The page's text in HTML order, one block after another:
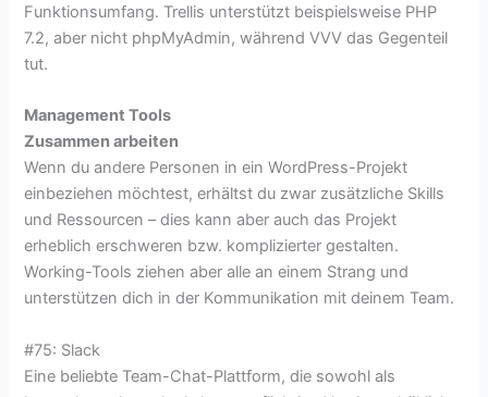
Funktionsumfang. Trellis unterstützt beispielsweise PHP
7.2, aber nicht phpMyAdmin, während VVV das Gegenteil
tut.
Management Tools
Zusammen arbeiten
Wenn du andere Personen in ein WordPress-Projekt
einbeziehen möchtest, erhältst du zwar zusätzliche Skills
und Ressourcen – dies kann aber auch das Projekt
erheblich erschweren bzw. komplizierter gestalten.
Working-Tools ziehen aber alle an einem Strang und
unterstützen dich in der Kommunikation mit deinem Team.
#75: Slack
Eine beliebte Team-Chat-Plattform, die sowohl als